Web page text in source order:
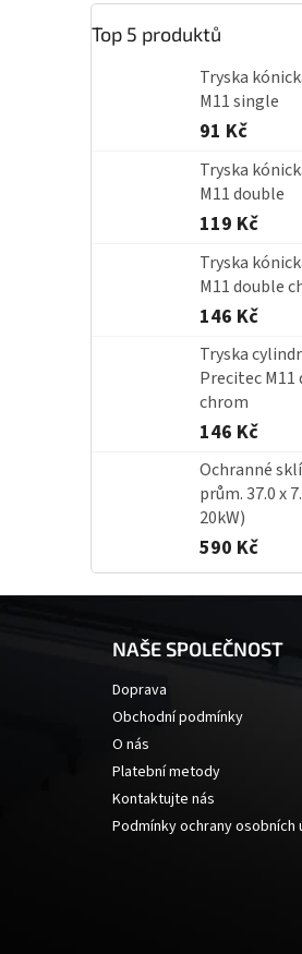
Top 5 produktů
Tryska
M11 single
91 Kč
Tryska
M11 double
119 Kč
Tryska
M11 double
146 Kč
Tryska
Precitec M11
chrom
146 Kč
Ochranné
prům. 37.0 x
20kW)
590 Kč
NAŠE SPOLEČNOST
Doprava
Obchodní podmínky
O nás
Platební metody
Kontaktujte nás
Podmínky ochrany osobních